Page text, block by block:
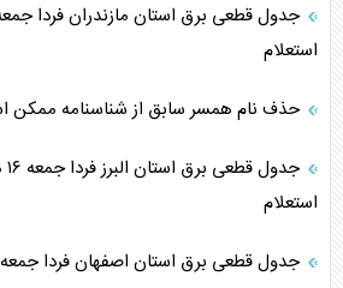
استعلام
حذف نام همسر سابق از شناسنامه
استعلام